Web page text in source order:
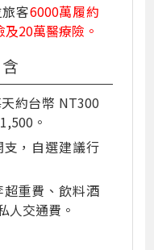
客6000萬履約
20萬醫療險。
約台幣 NT300
。
，自選建議行
重費、飲料酒
人交通費。